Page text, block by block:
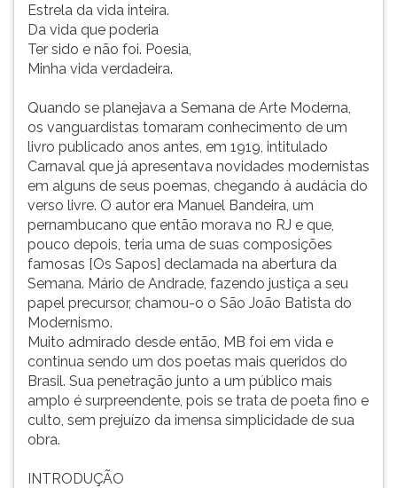
Estrela da vida inteira.
Da vida que poderia
Ter sido e não foi. Poesia,
Minha vida verdadeira.
Quando se planejava a Semana de Arte Moderna,
os vanguardistas tomaram conhecimento de um
livro publicado anos antes, em 1919, intitulado
Carnaval que já apresentava novidades modernistas
em alguns de seus poemas, chegando à audácia do
verso livre. O autor era Manuel Bandeira, um
pernambucano que então morava no RJ e que,
pouco depois, teria uma de suas composições
famosas [Os Sapos] declamada na abertura da
Semana. Mário de Andrade, fazendo justiça a seu
papel precursor, chamou-o o São João Batista do
Modernismo.
Muito admirado desde então, MB foi em vida e
continua sendo um dos poetas mais queridos do
Brasil. Sua penetração junto a um público mais
amplo é surpreendente, pois se trata de poeta fino e
culto, sem prejuízo da imensa simplicidade de sua
obra.
INTRODUÇÃO